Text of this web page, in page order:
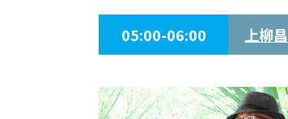
05:00-06:00 上柳